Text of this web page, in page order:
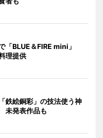
「BLUE＆FIRE mini」
理提供
鉄絵銅彩」の技法使う神
未発表作品も